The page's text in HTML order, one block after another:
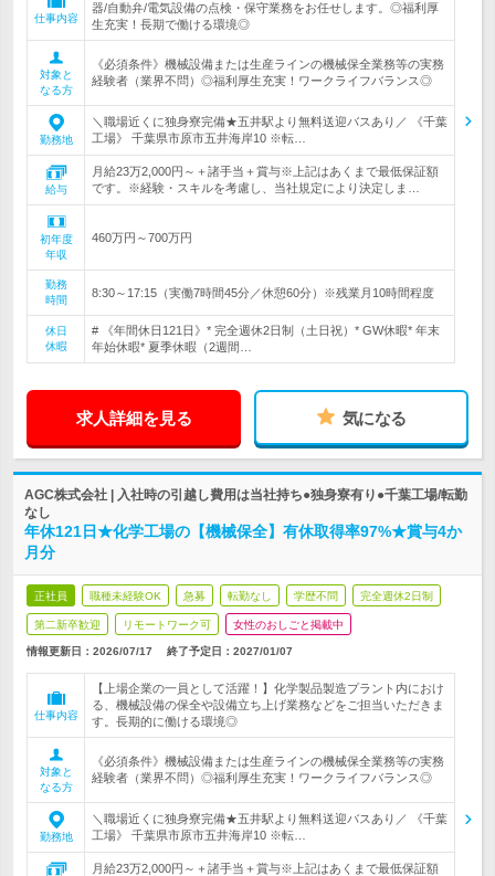
仕事内容
器/自動弁/電気設備の点検・保守業務をお任せします。◎福利厚
生充実！長期で働ける環境◎
対象と
なる方
《必須条件》機械設備または生産ラインの機械保全業務等の実務
経験者（業界不問）◎福利厚生充実！ワークライフバランス◎
勤務地
＼職場近くに独身寮完備★五井駅より無料送迎バスあり／ 《千葉
工場》 千葉県市原市五井海岸10 ※転…
給与
月給23万2,000円～＋諸手当＋賞与※上記はあくまで最低保証額
です。※経験・スキルを考慮し、当社規定により決定しま…
初年度
年収
460万円～700万円
勤務
時間
8:30～17:15（実働7時間45分／休憩60分）※残業月10時間程度
休日
休暇
# 《年間休日121日》* 完全週休2日制（土日祝）* GW休暇* 年末
年始休暇* 夏季休暇（2週間…
求人詳細を見る 気になる
AGC株式会社 | 入社時の引越し費用は当社持ち●独身寮有り●千葉工場/転勤
なし
年休121日★化学工場の【機械保全】有休取得率97%★賞与4か
月分
正社員 職種未経験OK 急募 転勤なし 学歴不問 完全週休2日制
第二新卒歓迎 リモートワーク可 女性のおしごと掲載中
情報更新日：2026/07/17 終了予定日： 2027/01/07
仕事内容
【上場企業の一員として活躍！】化学製品製造プラント内におけ
る、機械設備の保全や設備立ち上げ業務などをご担当いただきま
す。長期的に働ける環境◎
対象と
なる方
《必須条件》機械設備または生産ラインの機械保全業務等の実務
経験者（業界不問）◎福利厚生充実！ワークライフバランス◎
勤務地
＼職場近くに独身寮完備★五井駅より無料送迎バスあり／ 《千葉
工場》 千葉県市原市五井海岸10 ※転…
月給23万2,000円～＋諸手当＋賞与※上記はあくまで最低保証額